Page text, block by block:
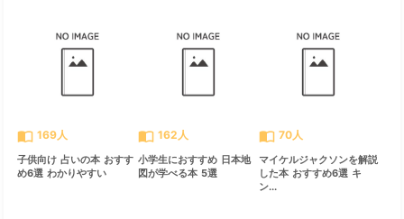
import_contacts 169人
子供向け 占いの本 おすす
め6選 わかりやすい
import_contacts 162人
小学生におすすめ 日本地
図が学べる本 5選
import_contacts 70人
マイケルジャクソンを解説
した本 おすすめ6選 キ
ン...